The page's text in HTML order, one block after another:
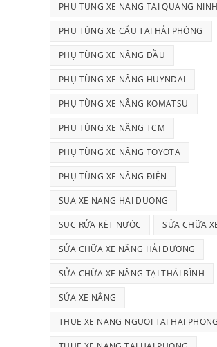
PHU TUNG XE NANG TAI QUANG NINH
PHỤ TÙNG XE CẨU TẠI HẢI PHÒNG
PHỤ TÙNG XE NÂNG DẦU
PHỤ TÙNG XE NÂNG HUYNDAI
PHỤ TÙNG XE NÂNG KOMATSU
PHỤ TÙNG XE NÂNG TCM
PHỤ TÙNG XE NÂNG TOYOTA
PHỤ TÙNG XE NÂNG ĐIỆN
SUA XE NANG HAI DUONG
SỤC RỬA KÉT NƯỚC SỬA CHỮA
SỬA CHỮA XE NÂNG HẢI DƯƠNG
SỬA CHỮA XE NÂNG TẠI THÁI BÌNH
SỬA XE NÂNG
THUE XE NANG NGUOI TAI HAI PHONG